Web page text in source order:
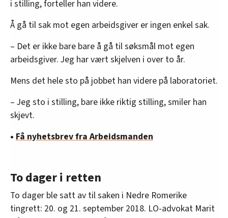
i stilling, forteller han videre.
Å gå til sak mot egen arbeidsgiver er ingen enkel sak.
– Det er ikke bare bare å gå til søksmål mot egen
arbeidsgiver. Jeg har vært skjelven i over to år.
Mens det hele sto på jobbet han videre på laboratoriet.
– Jeg sto i stilling, bare ikke riktig stilling, smiler han
skjevt.
• Få nyhetsbrev fra Arbeidsmanden
To dager i retten
To dager ble satt av til saken i Nedre Romerike
tingrett: 20. og 21. september 2018. LO-advokat Marit